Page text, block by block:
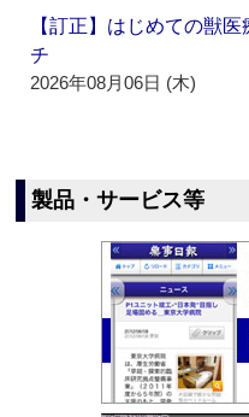
【訂正】はじめての獣
チ
2026年08月06日 (木)
製品・サービス等